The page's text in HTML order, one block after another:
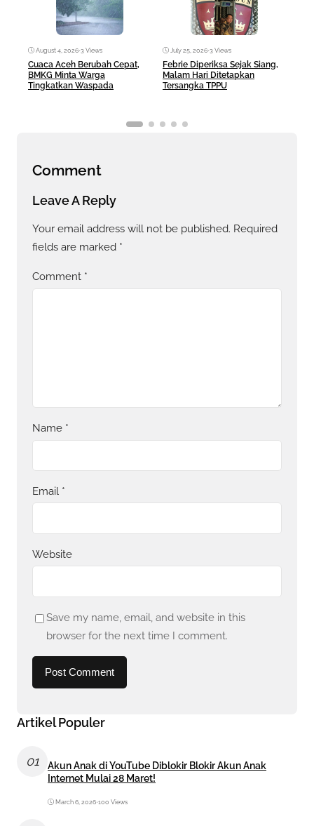
August 4, 2026•3 Views
Cuaca Aceh Berubah Cepat,
BMKG Minta Warga
Tingkatkan Waspada
July 25, 2026•3 Views
Febrie Diperiksa Sejak Siang,
Malam Hari Ditetapkan
Tersangka TPPU
Comment
Leave A Reply
Your email address will not be published. Required
fields are marked *
Comment *
Name *
Email *
Website
Save my name, email, and website in this
browser for the next time I comment.
Artikel Populer
01
Akun Anak di YouTube Diblokir Blokir Akun Anak
Internet Mulai 28 Maret!
March 6, 2026•100 Views